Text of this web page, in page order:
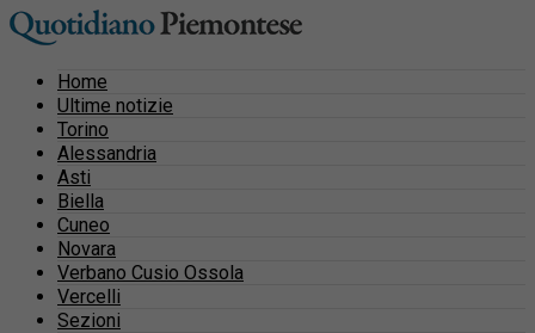
Home
Ultime notizie
Torino
Alessandria
Asti
Biella
Cuneo
Novara
Verbano Cusio Ossola
Vercelli
Sezioni